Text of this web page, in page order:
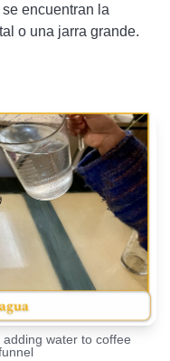
encuentran la
o una jarra grande.
water to coffee